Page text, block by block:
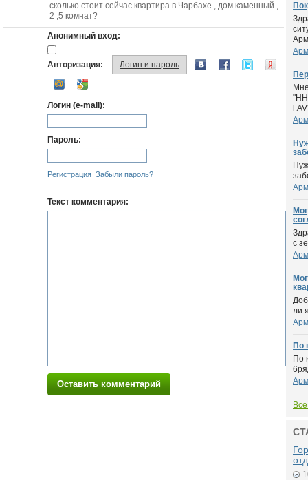
сколько стоит сейчас квартира в Чарбахе , дом каменный ,
2 ,5 комнат?
Анонимный вход:
Авторизация: Логин и пароль
Логин (e-mail):
Пароль:
Регистрация Забыли пароль?
Текст комментария:
Оставить комментарий
с
ли
По
По